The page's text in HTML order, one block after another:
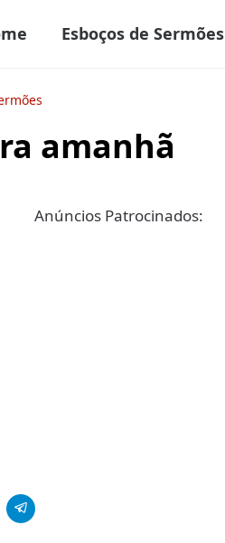
Esboços de Sermões
amanhã
Anúncios Patrocinados: